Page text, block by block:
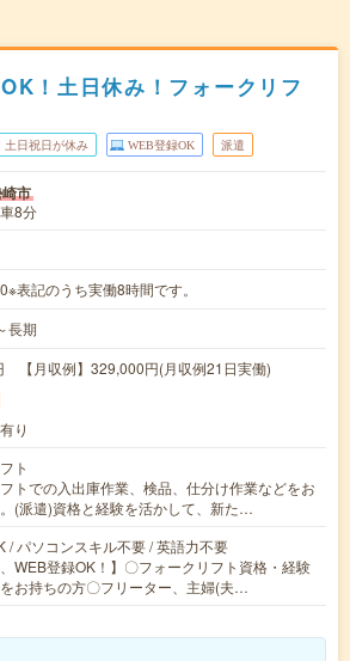
！土日休み！フォークリフ
土日祝日が休み WEB登録OK 派遣
市
8分
表記のうち実働8時間です。
長期
【月収例】329,000円(月収例21日実働)
り
ト
トでの入出庫作業、検品、仕分け作業などをお
(派遣)資格と経験を活かして、新た…
/ パソコンスキル不要 / 英語力不要
、WEB登録OK！】〇フォークリフト資格・経験
をお持ちの方〇フリーター、主婦(夫…